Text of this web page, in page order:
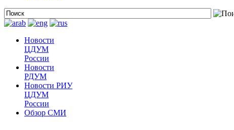
Новости
ЦДУМ
России
Новости
РДУМ
Новости РИУ
ЦДУМ
России
Обзор СМИ